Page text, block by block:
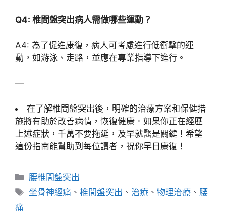
Q4: 椎間盤突出病人需做哪些運動？
A4: 為了促進康復，病人可考慮進行低衝擊的運
動，如游泳、走路，並應在專業指導下進行。
—
在了解椎間盤突出後，明確的治療方案和保健措
施將有助於改善病情，恢復健康。如果你正在經歷
上述症狀，千萬不要拖延，及早就醫是關鍵！希望
這份指南能幫助到每位讀者，祝你早日康復！
分
類
腰椎間盤突出
標
坐骨神經痛 、椎間盤突出 、 治療 、物理治療 、 腰
痛